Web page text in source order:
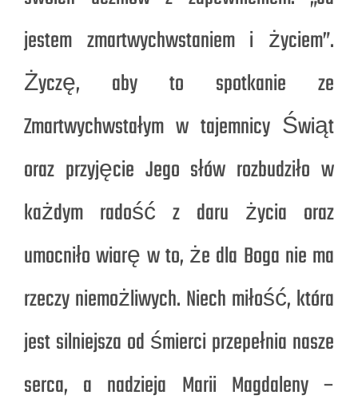
jestem zmartwychwstaniem i życiem”.
Życzę, aby to spotkanie ze
Zmartwychwstałym w tajemnicy Świąt
oraz przyjęcie Jego słów rozbudziło w
każdym radość z daru życia oraz
umocniło wiarę w to, że dla Boga nie ma
rzeczy niemożliwych. Niech miłość, która
jest silniejsza od śmierci przepełnia nasze
serca, a nadzieja Marii Magdaleny –